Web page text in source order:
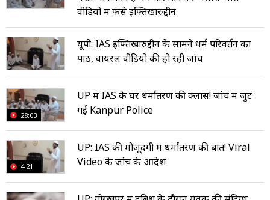
वीडियो में फंसे इफ्तिखारुद्दीन
यूपी: IAS इफ्तिखारुद्दीन के सामने धर्म परिवर्तन का
पाठ, वायरल वीडियो की हो रही जांच
28:03
UP में IAS के घर धर्मांतरण की क्लास! जांच में जुट
गई Kanpur Police
4:21
UP: IAS की मौजूदगी में धर्मांतरण की बात! Viral
Video के जांच के आदेश